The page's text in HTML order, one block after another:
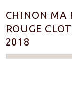
CHINON MA
ROUGE
2018